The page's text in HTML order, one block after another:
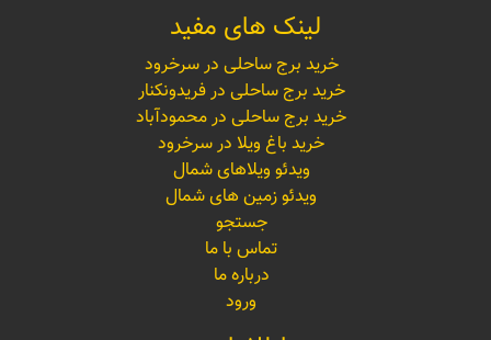
لینک های مفید
خرید برج ساحلی در سرخرود
خرید برج ساحلی در فریدونکنار
خرید برج ساحلی در محمودآباد
خرید باغ ویلا در سرخرود
ویدئو ویلاهای شمال
ویدئو زمین های شمال
جستجو
تماس با ما
درباره ما
ورود